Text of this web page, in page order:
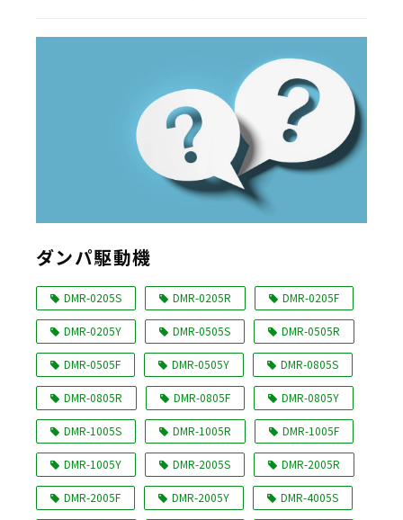
ダンパ駆動機
DMR-0205S DMR-0205R DMR-0205F
DMR-0205Y DMR-0505S DMR-0505R
DMR-0505F DMR-0505Y DMR-0805S
DMR-0805R DMR-0805F DMR-0805Y
DMR-1005S DMR-1005R DMR-1005F
DMR-1005Y DMR-2005S DMR-2005R
DMR-2005F DMR-2005Y DMR-4005S